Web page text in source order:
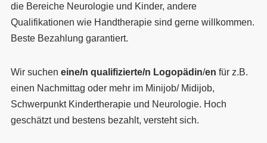
die Bereiche Neurologie und Kinder, andere
Qualifikationen wie Handtherapie sind gerne willkommen.
Beste Bezahlung garantiert.
Wir sucheneine/n qualifizierte/n Logopädin/en für z.B.
einen Nachmittag oder mehr im Minijob/ Midijob,
Schwerpunkt Kindertherapie und Neurologie. Hoch
geschätzt und bestens bezahlt, versteht sich.